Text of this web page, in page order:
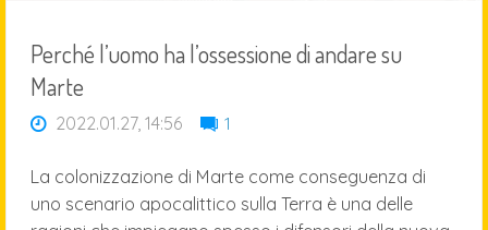
Perché l’uomo ha l’ossessione di andare su
Marte
2022.01.27, 14:56 1
La colonizzazione di Marte come conseguenza di
uno scenario apocalittico sulla Terra è una delle